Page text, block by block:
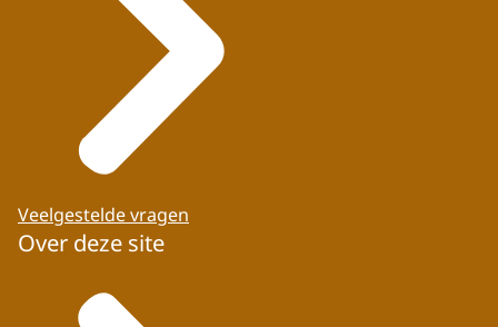
Veelgestelde vragen
Over deze site